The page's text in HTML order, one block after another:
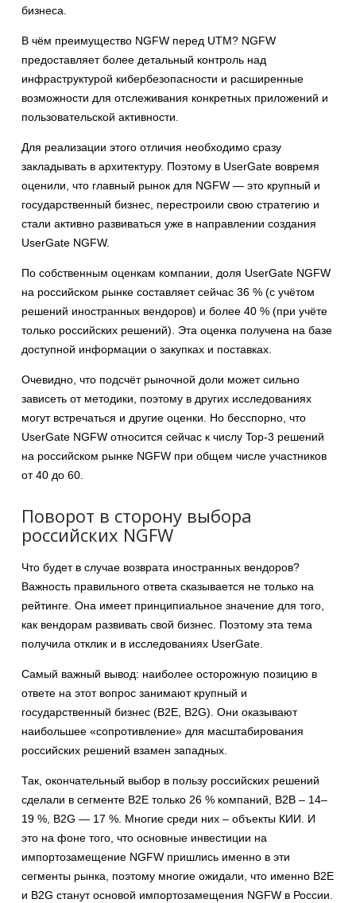
бизнеса.
В чём преимущество NGFW перед UTM? NGFW
предоставляет более детальный контроль над
инфраструктурой кибербезопасности и расширенные
возможности для отслеживания конкретных приложений и
пользовательской активности.
Для реализации этого отличия необходимо сразу
закладывать в архитектуру. Поэтому в UserGate вовремя
оценили, что главный рынок для NGFW — это крупный и
государственный бизнес, перестроили свою стратегию и
стали активно развиваться уже в направлении создания
UserGate NGFW.
По собственным оценкам компании, доля UserGate NGFW
на российском рынке составляет сейчас 36 % (с учётом
решений иностранных вендоров) и более 40 % (при учёте
только российских решений). Эта оценка получена на базе
доступной информации о закупках и поставках.
Очевидно, что подсчёт рыночной доли может сильно
зависеть от методики, поэтому в других исследованиях
могут встречаться и другие оценки. Но бесспорно, что
UserGate NGFW относится сейчас к числу Top-3 решений
на российском рынке NGFW при общем числе участников
от 40 до 60.
Поворот в сторону выбора
российских NGFW
Что будет в случае возврата иностранных вендоров?
Важность правильного ответа сказывается не только на
рейтинге. Она имеет принципиальное значение для того,
как вендорам развивать свой бизнес. Поэтому эта тема
получила отклик и в исследованиях UserGate.
Самый важный вывод: наиболее осторожную позицию в
ответе на этот вопрос занимают крупный и
государственный бизнес (B2E, B2G). Они оказывают
наибольшее «сопротивление» для масштабирования
российских решений взамен западных.
Так, окончательный выбор в пользу российских решений
сделали в сегменте B2E только 26 % компаний, B2B – 14–
19 %, B2G — 17 %. Многие среди них – объекты КИИ. И
это на фоне того, что основные инвестиции на
импортозамещение NGFW пришлись именно в эти
сегменты рынка, поэтому многие ожидали, что именно B2E
и B2G станут основой импортозамещения NGFW в России.